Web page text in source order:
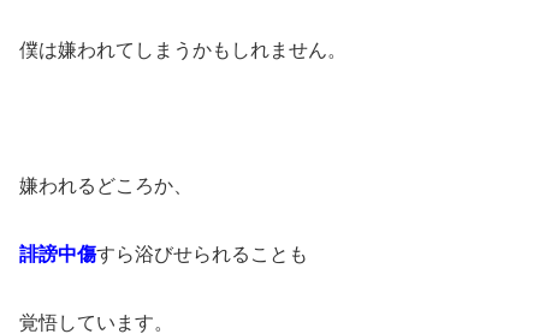
僕は嫌われてしまうかもしれません。
嫌われるどころか、
誹謗中傷すら浴びせられることも
覚悟しています。